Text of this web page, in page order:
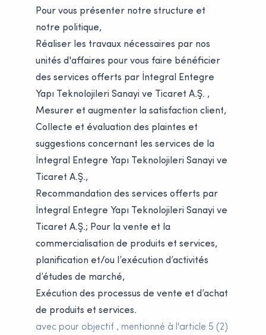
Pour vous présenter notre structure et
notre politique,
Réaliser les travaux nécessaires par nos
unités d'affaires pour vous faire bénéficier
des services offerts par İntegral Entegre
Yapı Teknolojileri Sanayi ve Ticaret A.Ş. ,
Mesurer et augmenter la satisfaction client,
Collecte et évaluation des plaintes et
suggestions concernant les services de la
İntegral Entegre Yapı Teknolojileri Sanayi ve
Ticaret A.Ş.,
Recommandation des services offerts par
İntegral Entegre Yapı Teknolojileri Sanayi ve
Ticaret A.Ş.; Pour la vente et la
commercialisation de produits et services,
planification et/ou l’exécution d’activités
d’études de marché,
Exécution des processus de vente et d’achat
de produits et services.
avec pour objectif , mentionné à l'article 5 (2)